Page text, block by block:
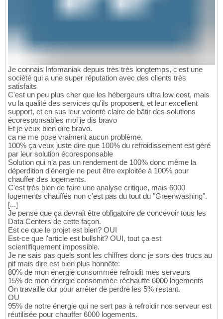
Je connais Infomaniak depuis très très longtemps, c'est une
société qui a une super réputation avec des clients très
satisfaits
C'est un peu plus cher que les hébergeurs ultra low cost, mais
vu la qualité des services qu'ils proposent, et leur excellent
support, et en sus leur volonté claire de bâtir des solutions
écoresponsables moi je dis bravo
Et je veux bien dire bravo.
ca ne me pose vraiment aucun problème.
100% ça veux juste dire que 100% du refroidissement est géré
par leur solution écoresponsable
Solution qui n'a pas un rendement de 100% donc même la
déperdition d'énergie ne peut être exploitée à 100% pour
chauffer des logements.
C'est très bien de faire une analyse critique, mais 6000
logements chauffés non c'est pas du tout du "Greenwashing".
[...]
Je pense que ça devrait être obligatoire de concevoir tous les
Data Centers de cette façon.
Est ce que le projet est bien? OUI
Est-ce que l'article est bullshit? OUI, tout ça est
scientifiquement impossible.
Je ne sais pas quels sont les chiffres donc je sors des trucs au
pif mais dire est bien plus honnête:
80% de mon énergie consommée refroidit mes serveurs
15% de mon énergie consommée réchauffe 6000 logements
On travaille dur pour arrêter de perdre les 5% restant.
OU
95% de notre énergie qui ne sert pas à refroidir nos serveur est
réutilisée pour chauffer 6000 logements.